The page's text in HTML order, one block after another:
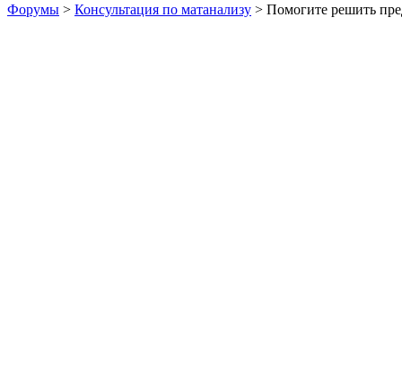
Форумы > Консультация по матанализу > Помогите решить